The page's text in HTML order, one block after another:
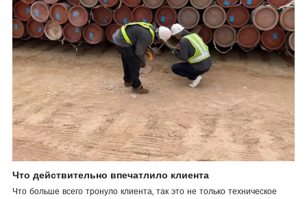
Что действительно впечатлило клиента
Что больше всего тронуло клиента, так это не только техническое